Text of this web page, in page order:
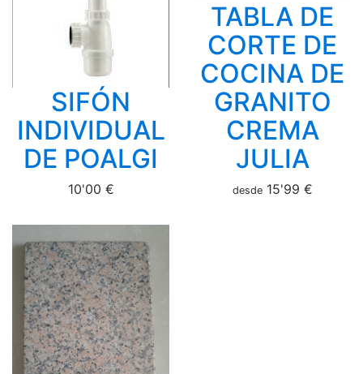
SIFÓN
INDIVIDUAL
DE POALGI
10'00 €
TABLA DE
CORTE DE
COCINA DE
GRANITO
CREMA
JULIA
desde15'99 €